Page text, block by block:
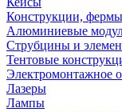
Конструкции,
Алюминиевые
Струбцины и
Тентовые
Электромонтажное
Лазеры
Лампы